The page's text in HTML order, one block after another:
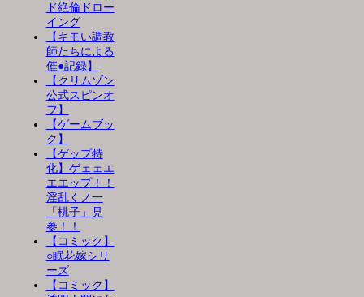
ド絶倫ドロー
イング
【キモい調教
師たちによる
催●記録】
【クリムゾン
公式スピンオ
フ】
【ゲームブッ
ク】
【ゲップ特
化】ゲェェエ
エエップ！！
淫乱くノ一
「桃子」見
参！！
【コミック】
○眠花嫁シリ
ーズ
【コミック】